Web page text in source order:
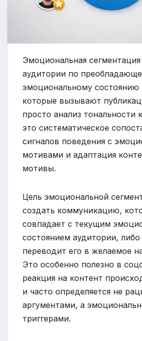
Эмоциональная
аудитории по
эмоциональному состоянию
которые вызывают
просто анализ тональности
это систематическое
сигналов поведения с
мотивами и адаптация
мотивы.
Цель эмоциональной
создать коммуникацию,
совпадает с текущим
состоянием аудитории, либо
переводит его в желаемое
Это особенно полезно в
реакция на контент
и часто определяется не
аргументами, а
триггерами.